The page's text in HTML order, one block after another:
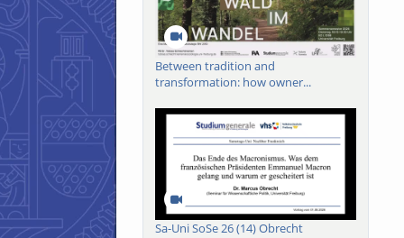
Between tradition and
transformation: how owner...
Sa-Uni SoSe 26 (14) Obrecht